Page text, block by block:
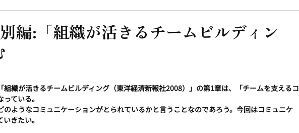
編:「組織が活きるチームビルディン
組織が活きるチームビルディング（東洋経済新報社2008）」の第1章は、「チームを支えるコ
ている。
のようなコミュニケーションがとられているかと言うことなのであろう。今回はコミュニケ
きたい。